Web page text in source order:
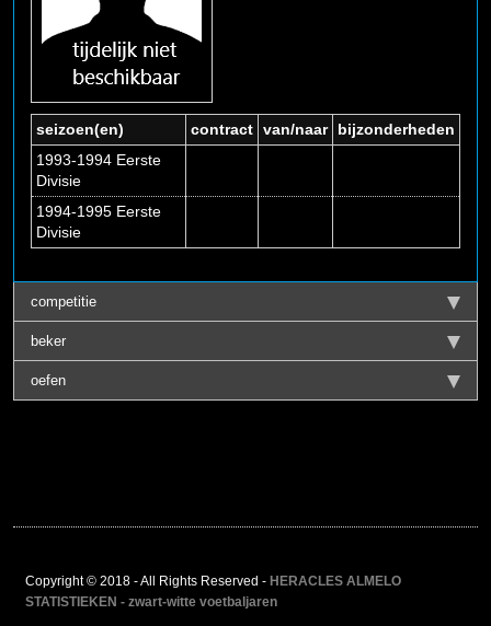
seizoen(en) contract van/naar
bijzonderheden
1993-1994 Eerste
Divisie
1994-1995 Eerste
Divisie
competitie
beker
oefen
Copyright © 2018 - All Rights Reserved - HERACLES ALMELO
STATISTIEKEN - zwart-witte voetbaljaren